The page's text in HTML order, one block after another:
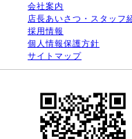
会社案内
店長あいさつ・スタッフ
採用情報
個人情報保護方針
サイトマップ